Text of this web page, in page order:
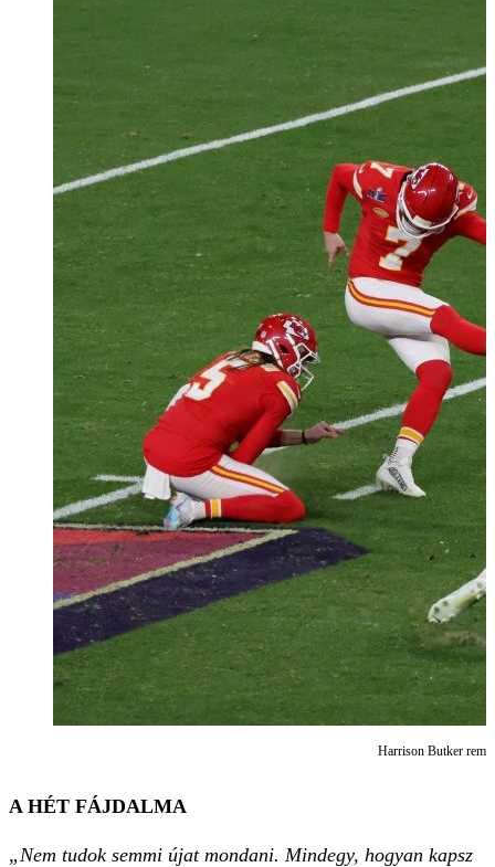
Harrison Butker
A HÉT FÁJDALMA
„Nem tudok semmi újat mondani. Mindegy, hogyan kapsz